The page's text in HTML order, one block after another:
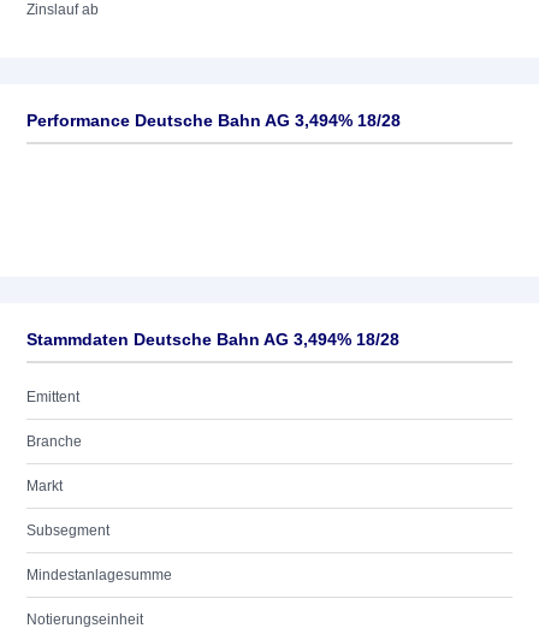
Zinslauf ab
Performance Deutsche Bahn AG 3,494% 18/28
Stammdaten Deutsche Bahn AG 3,494% 18/28
Emittent
Branche
Markt
Subsegment
Mindestanlagesumme
Notierungseinheit